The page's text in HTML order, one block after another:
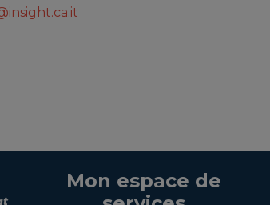
Mon espace de